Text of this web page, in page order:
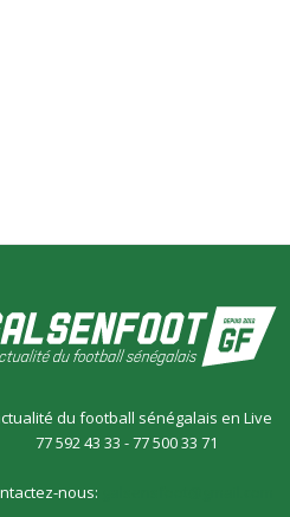
du football sénégalais en Live
77 592 43 33 - 77 500 33 71
nous: